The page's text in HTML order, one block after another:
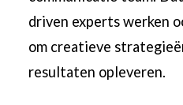
driven experts werken
om creatieve
resultaten opleveren.